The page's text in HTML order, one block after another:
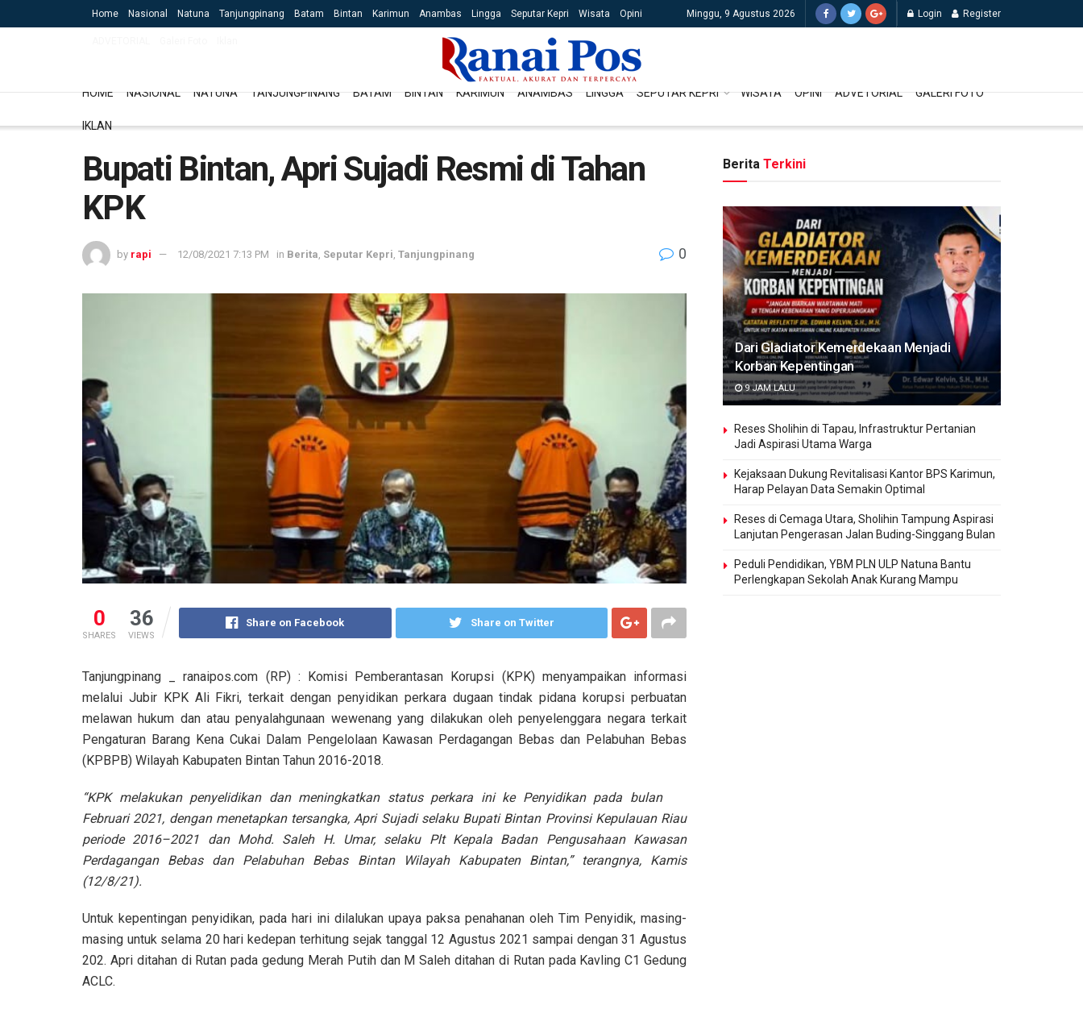
Home Nasional Natuna Tanjungpinang Batam Bintan Karimun Anambas Lingga Seputar Kepri Wisata Opini Minggu, 9 Agustus 2026 Login Register
HOME NASIONAL NATUNA TANJUNGPINANG BATAM BINTAN KARIMUN ANAMBAS LINGGA SEPUTAR KEPRI WISATA OPINI ADVETORIAL GALERI FOTO
IKLAN
Bupati Bintan, Apri Sujadi Resmi di Tahan
KPK
by rapi 12/08/2021 7:13 PM in Berita Seputar Kepri Tanjungpinang 0
0
SHARES
36
VIEWS
Share on Facebook Share on Twitter
Tanjungpinang _ ranaipos.com (RP) : Komisi Pemberantasan Korupsi (KPK) menyampaikan informasi
melalui Jubir KPK Ali Fikri, terkait dengan penyidikan perkara dugaan tindak pidana korupsi perbuatan
melawan hukum dan atau penyalahgunaan wewenang yang dilakukan oleh penyelenggara negara terkait
Pengaturan Barang Kena Cukai Dalam Pengelolaan Kawasan Perdagangan Bebas dan Pelabuhan Bebas
(KPBPB) Wilayah Kabupaten Bintan Tahun 2016-2018.
“KPK melakukan penyelidikan dan meningkatkan status perkara ini ke Penyidikan pada bulan
Februari 2021, dengan menetapkan tersangka, Apri Sujadi selaku Bupati Bintan Provinsi Kepulauan Riau
periode 2016–2021 dan Mohd. Saleh H. Umar, selaku Plt Kepala Badan Pengusahaan Kawasan
Perdagangan Bebas dan Pelabuhan Bebas Bintan Wilayah Kabupaten Bintan,” terangnya, Kamis
(12/8/21).
Untuk kepentingan penyidikan, pada hari ini dilalukan upaya paksa penahanan oleh Tim Penyidik, masing-
masing untuk selama 20 hari kedepan terhitung sejak tanggal 12 Agustus 2021 sampai dengan 31 Agustus
202. Apri ditahan di Rutan pada gedung Merah Putih dan M Saleh ditahan di Rutan pada Kavling C1 Gedung
ACLC.
Berita Terkini
Dari Gladiator Kemerdekaan Menjadi
Korban Kepentingan
9 JAM LALU
Reses Sholihin di Tapau, Infrastruktur Pertanian
Jadi Aspirasi Utama Warga
Kejaksaan Dukung Revitalisasi Kantor BPS Karimun,
Harap Pelayan Data Semakin Optimal
Reses di Cemaga Utara, Sholihin Tampung Aspirasi
Lanjutan Pengerasan Jalan Buding-Singgang Bulan
Peduli Pendidikan, YBM PLN ULP Natuna Bantu
Perlengkapan Sekolah Anak Kurang Mampu